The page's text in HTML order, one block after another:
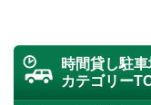
時間貸し駐
カテゴリー